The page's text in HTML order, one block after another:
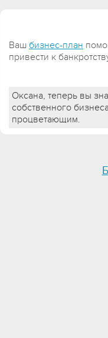
Ваш бизнес-план
привести к
Оксана, теперь вы
собственного
процветающим.